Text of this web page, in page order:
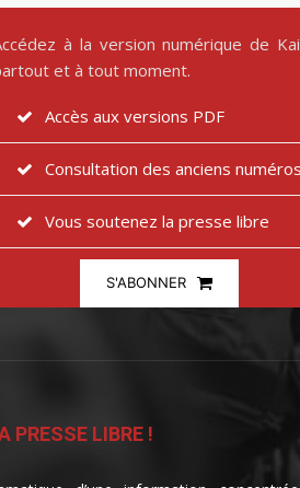
à la version numérique de
et à tout moment.
Accès aux versions PDF
Consultation des anciens numéros
Vous soutenez la presse libre
S'ABONNER
PRESSE LIBRE !